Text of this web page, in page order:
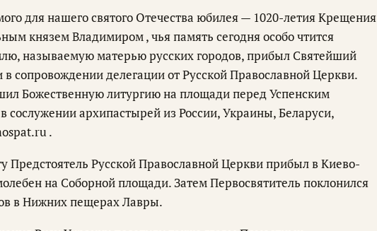
для нашего святого Отечества юбилея — 1020-летия Крещения
князем Владимиром , чья память сегодня особо чтится
называемую матерью русских городов, прибыл Святейший
сопровождении делегации от Русской Православной Церкви.
Божественную литургию на площади перед Успенским
сослужении архипастырей из России, Украины, Беларуси,
.
Предстоятель Русской Православной Церкви прибыл в Киево-
на Соборной площади. Затем Первосвятитель поклонился
в Нижних пещерах Лавры.